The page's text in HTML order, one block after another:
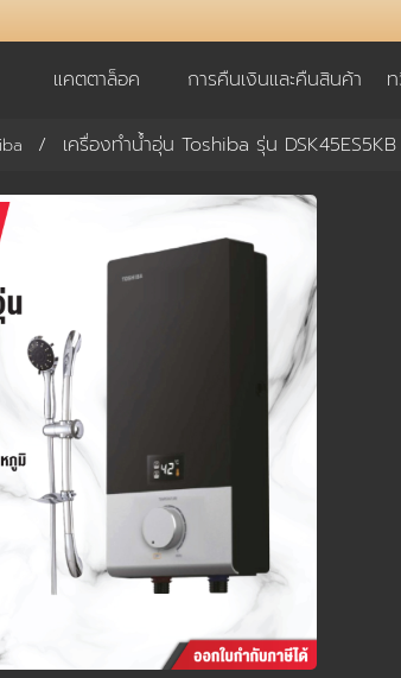
แคตตาล็อค การคืนเงินและคืนสินค้า
เครื่องทำน้ำอุ่น Toshiba รุ่น